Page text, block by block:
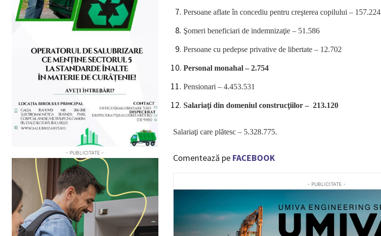
- PUBLICITATE -
Persoane aflate în concediu pentru creşterea copilului – 157.224
Şomeri beneficiari de indemnizaţie – 51.586
Persoane cu pedepse privative de libertate – 12.702
Personal monahal – 2.754
Pensionari – 4.453.531
Salariaţi din domeniul construcţiilor – 213.120
Salariaţi care plătesc – 5.328.775.
Comentează pe FACEBOOK
- PUBLICITATE -